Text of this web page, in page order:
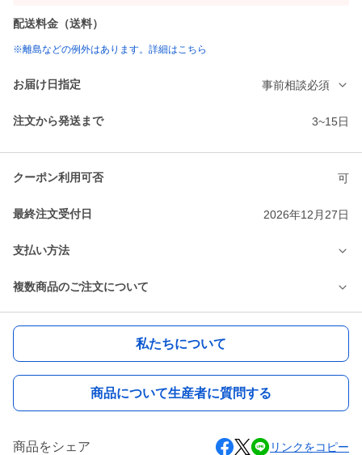
配送料金（送料）
※離島などの例外はあります。詳細はこちら
お届け日指定 事前相談必須
注文から発送まで 3~15日
クーポン利用可否 可
最終注文受付日 2026年12月27日
支払い方法
複数商品のご注文について
私たちについて
商品について生産者に質問する
商品をシェア リンクをコピー